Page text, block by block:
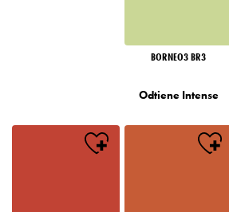
BORNEO3 BR3
Odtiene Intense